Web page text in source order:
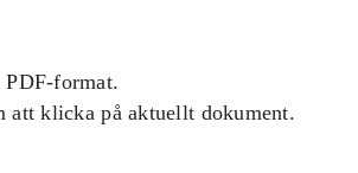
format.
att klicka på aktuellt dokument.